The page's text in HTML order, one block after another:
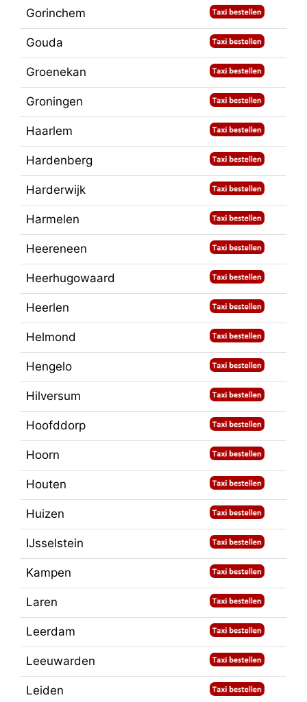
Gorinchem
Gouda
Groenekan
Groningen
Haarlem
Hardenberg
Harderwijk
Harmelen
Heereneen
Heerhugowaard
Heerlen
Helmond
Hengelo
Hilversum
Hoofddorp
Hoorn
Houten
Huizen
IJsselstein
Kampen
Laren
Leerdam
Leeuwarden
Leiden